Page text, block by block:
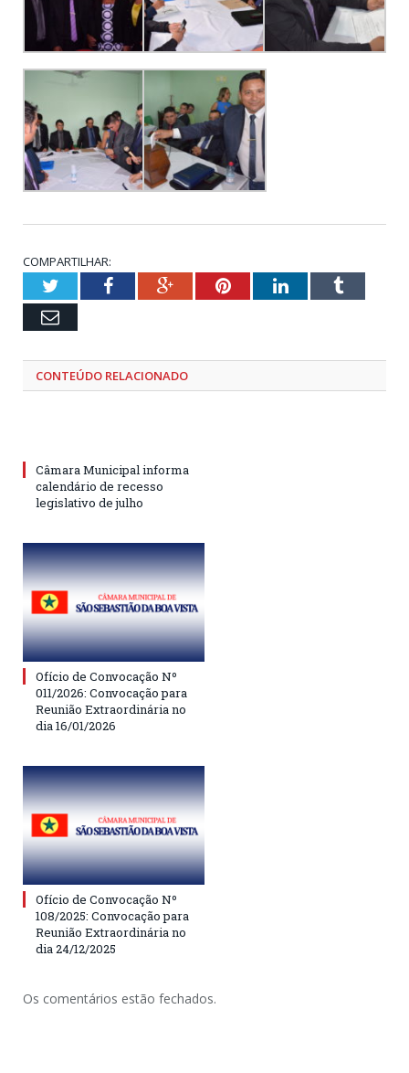
COMPARTILHAR:
TwitterFacebookGoogle+PinterestLinkedInTumblr
Email
CONTEÚDO RELACIONADO
Câmara Municipal informa
calendário de recesso
legislativo de julho
Ofício de Convocação Nº
011/2026: Convocação para
Reunião Extraordinária no
dia 16/01/2026
Ofício de Convocação Nº
108/2025: Convocação para
Reunião Extraordinária no
dia 24/12/2025
Os comentários estão fechados.